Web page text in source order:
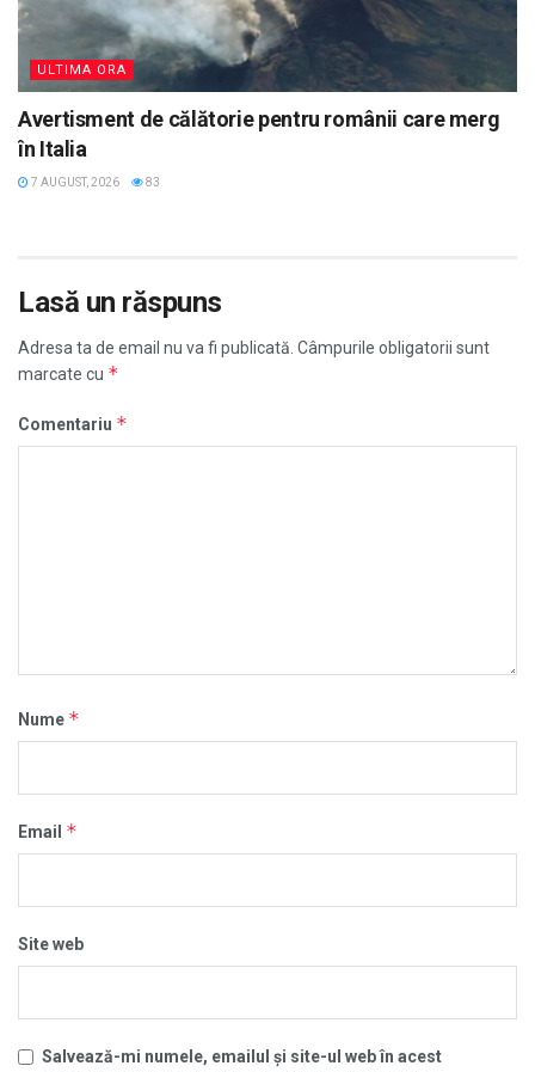
ULTIMA ORA
Avertisment de călătorie pentru românii care merg
în Italia
7 AUGUST, 2026 83
Lasă un răspuns
Adresa ta de email nu va fi publicată. Câmpurile obligatorii sunt
marcate cu *
Comentariu *
Nume *
Email *
Site web
Salvează-mi numele, emailul și site-ul web în acest